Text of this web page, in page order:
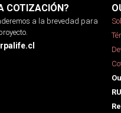
COTIZACIÓN?
a la brevedad para